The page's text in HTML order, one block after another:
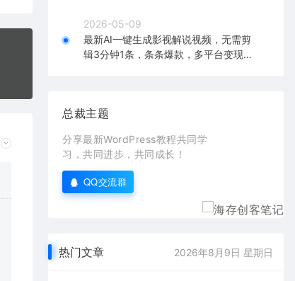
2026-05-09
最新AI一键生成影视解说视频，无需剪
辑3分钟1条，条条爆款，多平台变现日
总裁主题
分享最新WordPress教程共同学
习，共同进步，共同成长！
QQ交流群
热门文章 2026年8月9日 星期日